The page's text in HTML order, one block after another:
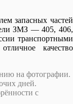
запасных частей
ЗМЗ — 405, 406,
транспортными
качество
на фотографии.
дней.
с